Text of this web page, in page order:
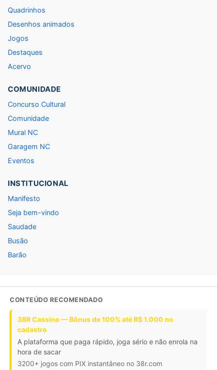
Quadrinhos
Desenhos animados
Jogos
Destaques
Acervo
COMUNIDADE
Concurso Cultural
Comunidade
Mural NC
Garagem NC
Eventos
INSTITUCIONAL
Manifesto
Seja bem-vindo
Saudade
Busão
Barão
CONTEÚDO RECOMENDADO
38R Cassino — Bônus de 100% até R$ 1.000 no
cadastro
A plataforma que paga rápido, joga sério e não enrola na
hora de sacar
3200+ jogos com PIX instantâneo no 38r.com